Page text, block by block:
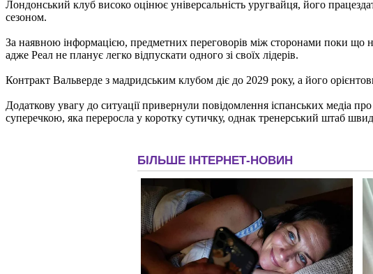
Лондонський клуб високо оцінює універсальність уругвайця, його
сезоном.
За наявною інформацією, предметних переговорів між сторонами поки що
адже Реал не планує легко відпускати одного зі своїх лідерів.
Контракт Вальверде з мадридським клубом діє до 2029 року, а його
Додаткову увагу до ситуації привернули повідомлення іспанських медіа
суперечкою, яка переросла у коротку сутичку, однак тренерський штаб